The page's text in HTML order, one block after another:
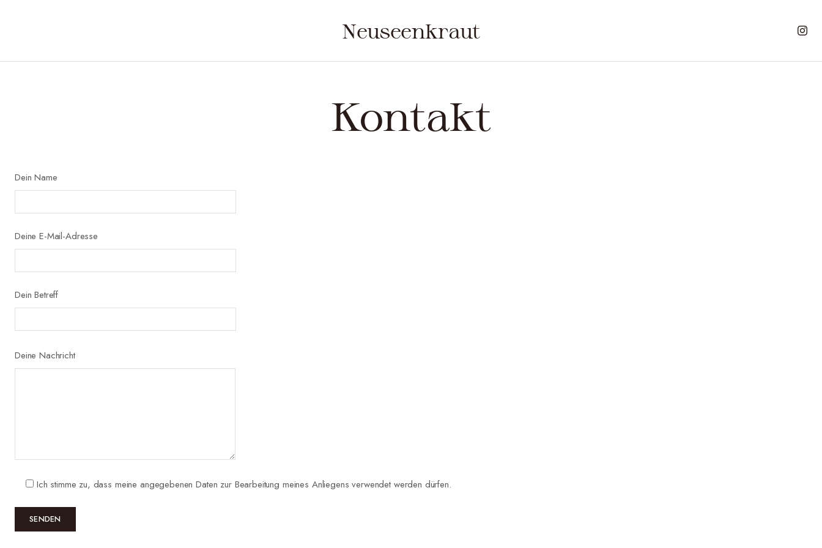
Neuseenkraut
Kontakt
Dein Name
Deine E-Mail-Adresse
Dein Betreff
Deine Nachricht
Ich stimme zu, dass meine angegebenen Daten zur Bearbeitung meines Anliegens verwendet werden dürfen.